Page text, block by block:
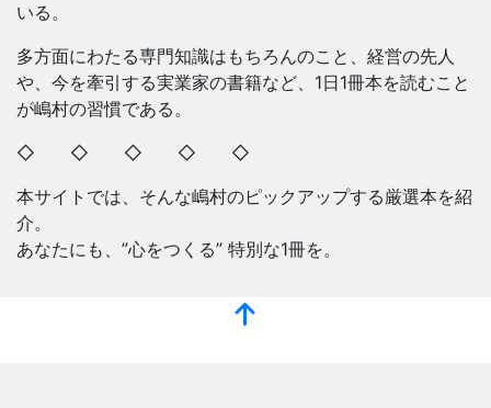
いる。
多方面にわたる専門知識はもちろんのこと、経営の先人
や、今を牽引する実業家の書籍など、1日1冊本を読むこと
が嶋村の習慣である。
◇ ◇ ◇ ◇ ◇
本サイトでは、そんな嶋村のピックアップする厳選本を紹
介。
あなたにも、”心をつくる” 特別な1冊を。